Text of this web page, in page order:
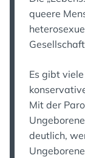
queere
Es gibt
Mit der
deutlich,